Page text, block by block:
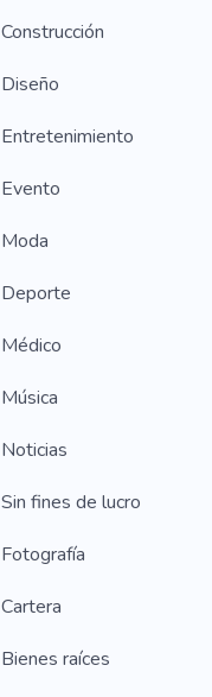
Construcción
Diseño
Entretenimiento
Evento
Moda
Deporte
Médico
Música
Noticias
Sin fines de lucro
Fotografía
Cartera
Bienes raíces